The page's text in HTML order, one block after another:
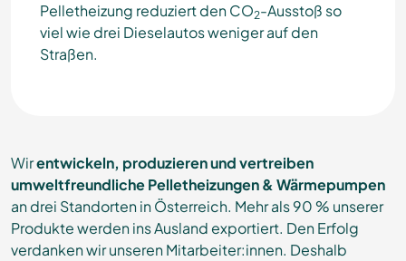
Pelletheizung reduziert den CO2-Ausstoß so
viel wie drei Dieselautos weniger auf den
Straßen.
Wirentwickeln, produzieren und vertreiben
umweltfreundliche Pelletheizungen & Wärmepumpen
an drei Standorten in Österreich. Mehr als 90 % unserer
Produkte werden ins Ausland exportiert. Den Erfolg
verdanken wir unseren Mitarbeiter:innen. Deshalb